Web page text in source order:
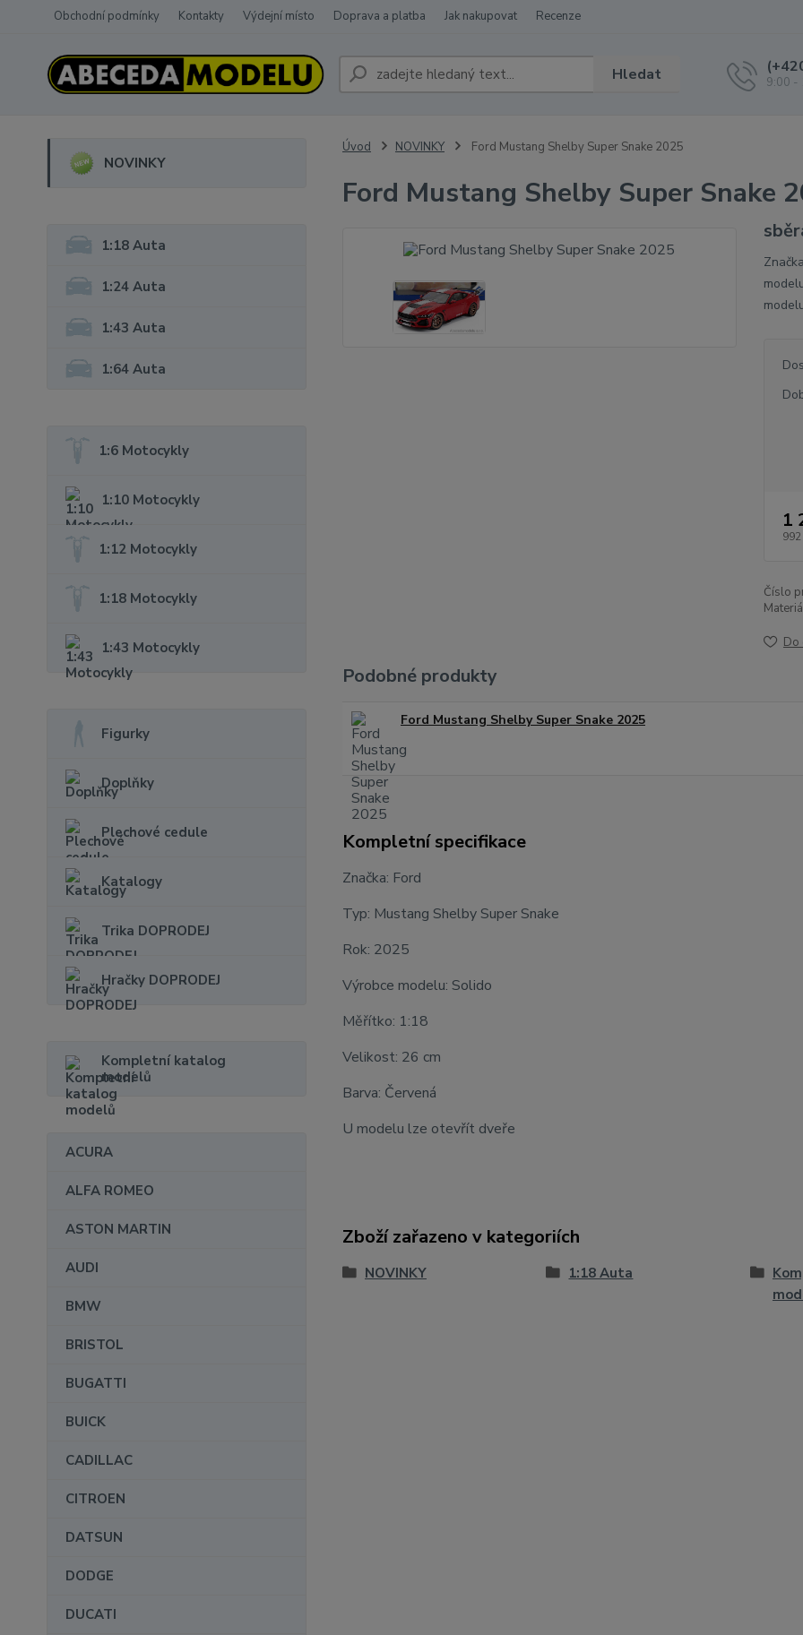
Obchodní podmínky Kontakty Výdejní místo Doprava a platba Jak nakupovat Recenze
Hledat 9:00 -
NOVINKY
1:18 Auta
1:24 Auta
1:43 Auta
1:64 Auta
1:6 Motocykly
1:10 Motocykly
1:12 Motocykly
1:18 Motocykly
1:43 Motocykly
Figurky
Doplňky
Plechové cedule
Katalogy
Trika DOPRODEJ
Hračky DOPRODEJ
Kompletní katalog
modelů
ACURA
ALFA ROMEO
ASTON MARTIN
AUDI
BMW
BRISTOL
BUGATTI
BUICK
CADILLAC
CITROEN
DATSUN
DODGE
DUCATI
Úvod NOVINKY Ford Mustang Shelby Super Snake 2025
Ford Mustang Shelby Super Snake
1
992
Číslo
Do
Podobné produkty
Ford Mustang Shelby Super Snake 2025
Kompletní specifikace
Značka: Ford
Typ: Mustang Shelby Super Snake
Rok: 2025
Výrobce modelu: Solido
Měřítko: 1:18
Velikost: 26 cm
Barva: Červená
U modelu lze otevřít dveře
Zboží zařazeno v kategoriích
NOVINKY 1:18 Auta